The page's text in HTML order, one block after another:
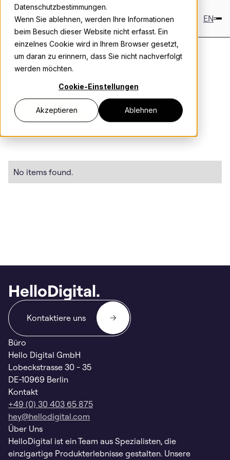
Datenschutzbestimmungen.
Wenn Sie ablehnen, werden Ihre Informationen
beim Besuch dieser Website nicht erfasst. Ein
einzelnes Cookie wird in Ihrem Browser gesetzt,
um daran zu erinnern, dass Sie nicht nachverfolgt
werden möchten.
Cookie-Einstellungen
Akzeptieren Ablehnen
EN
Alle Beiträge zu
#HDNA
No items found.
HelloDigital.
Kontaktiere uns
Über Uns
HelloDigital ist ein Team aus Spezialisten, die
einzigartige Produkterlebnisse gestalten. Unsere
Büro
Hello Digital GmbH
Lobeckstrasse 30 - 35
DE-10969 Berlin
Kontakt
+49 (0) 30 403 65 875
hey@hellodigital.com